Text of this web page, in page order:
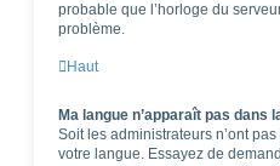
probable que l’horloge du
problème.
Haut
Ma langue n’apparaît pas dans
Soit les administrateurs n’ont
votre langue. Essayez de